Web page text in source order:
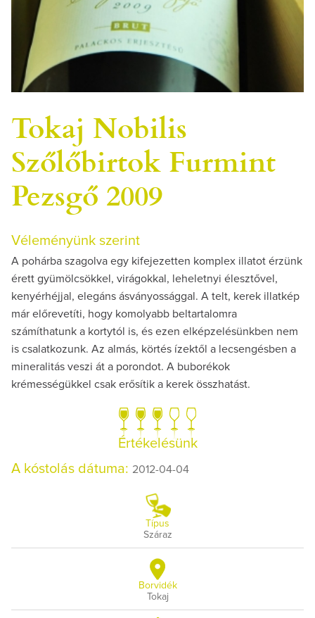
Tokaj Nobilis
Szőlőbirtok Furmint
Pezsgő 2009
Véleményünk szerint
A pohárba szagolva egy kifejezetten komplex illatot érzünk
érett gyümölcsökkel, virágokkal, leheletnyi élesztővel,
kenyérhéjjal, elegáns ásványossággal. A telt, kerek illatkép
már előrevetíti, hogy komolyabb beltartalomra
számíthatunk a kortytól is, és ezen elképzelésünkben nem
is csalatkozunk. Az almás, körtés ízektől a lecsengésben a
mineralitás veszi át a porondot. A buborékok
krémességükkel csak erősítik a kerek összhatást.
Értékelésünk
A kóstolás dátuma: 2012-04-04
Típus
Száraz
Borvidék
Tokaj